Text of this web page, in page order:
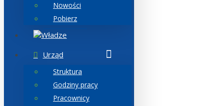
Nowości
Pobierz
Władze
Urząd
Struktura
Godziny pracy
Pracownicy